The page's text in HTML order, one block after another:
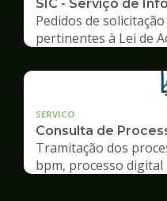
SIC - Serviço de
Pedidos de
pertinentes à Lei de
SERVICO
Consulta de
Tramitação dos
bpm, processo digital